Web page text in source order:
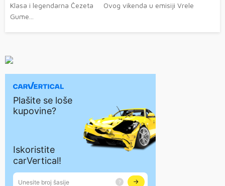
Klasa i legendarna Čezeta Ovog vikenda u emisiji Vrele
Gume...